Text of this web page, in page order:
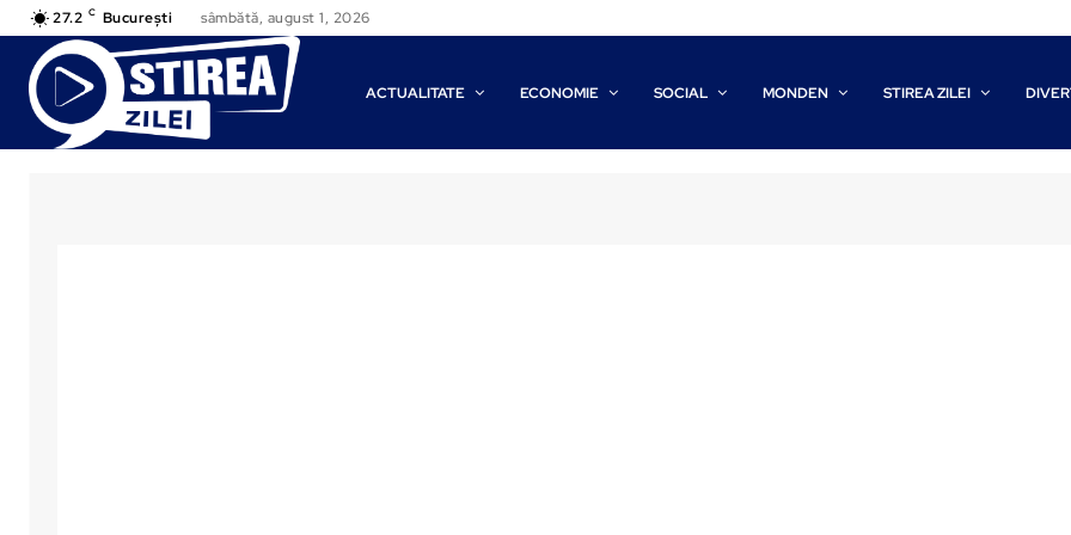
27.2 C București sâmbătă, august 1, 2026
ACTUALITATE ECONOMIE SOCIAL MONDEN STIREA ZILEI